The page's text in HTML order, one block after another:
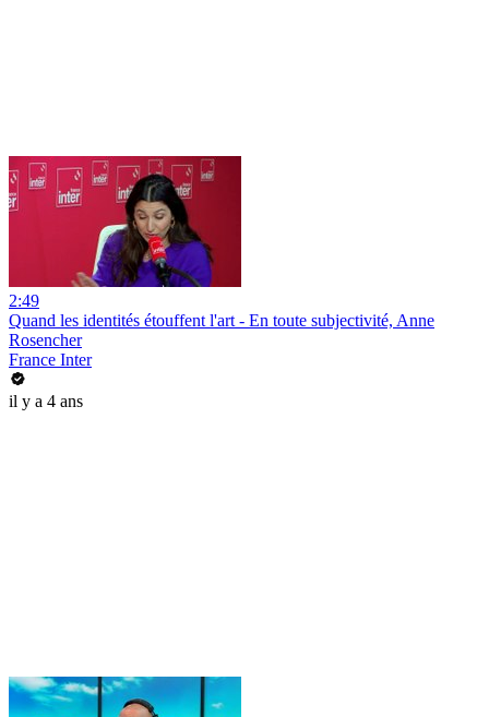
2:49
Quand les identités étouffent l'art - En toute subjectivité, Anne
Rosencher
France Inter
il y a 4 ans